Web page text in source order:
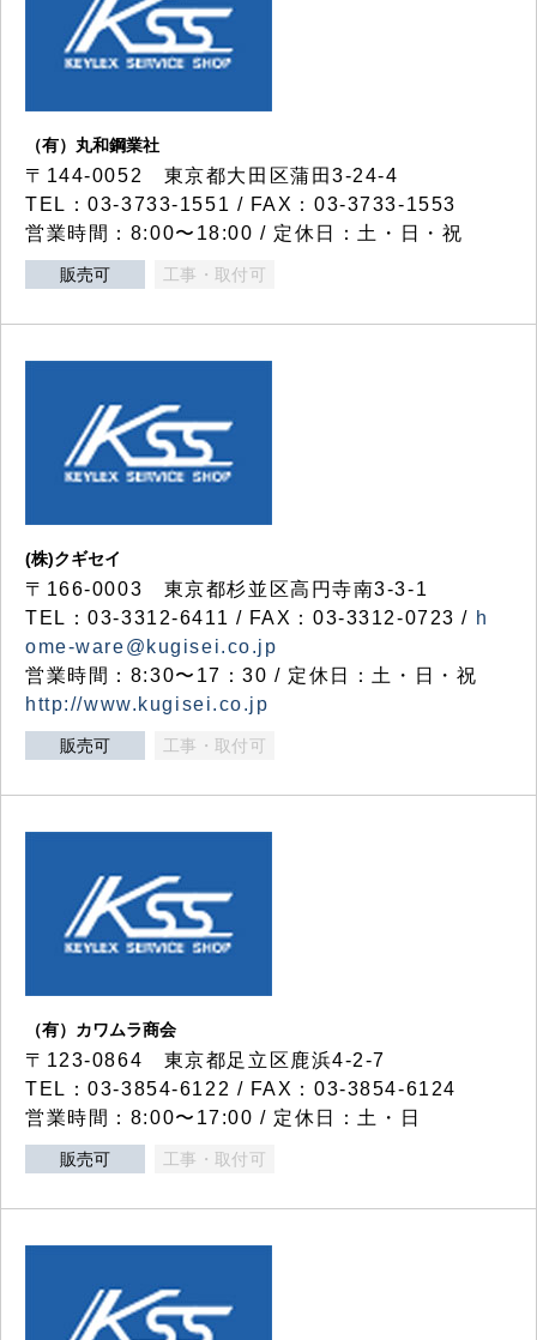
（有）丸和鋼業社
〒144-0052 東京都大田区蒲田3-24-4
TEL：03-3733-1551 / FAX：03-3733-1553
営業時間：8:00〜18:00 / 定休日：土・日・祝
販売可 工事・取付可
(株)クギセイ
〒166-0003 東京都杉並区高円寺南3-3-1
TEL：03-3312-6411 / FAX：03-3312-0723 / h
ome-ware@kugisei.co.jp
営業時間：8:30〜17：30 / 定休日：土・日・祝
http://www.kugisei.co.jp
販売可 工事・取付可
（有）カワムラ商会
〒123-0864 東京都足立区鹿浜4-2-7
TEL：03-3854-6122 / FAX：03-3854-6124
営業時間：8:00〜17:00 / 定休日：土・日
販売可 工事・取付可